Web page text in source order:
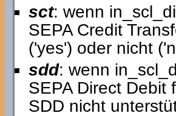
sct: wenn
SEPA Credit
('yes') oder nicht
sdd: wenn
SEPA Direct Debit
SDD nicht